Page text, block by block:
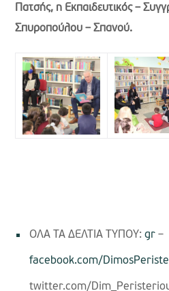
Πατσής, η Εκπαιδευτικός –
Σπυροπούλου – Σπανού.
ΟΛΑ ΤΑ ΔΕΛΤΙΑ ΤΥΠΟΥ:gr –
facebook.com/
twitter.com/